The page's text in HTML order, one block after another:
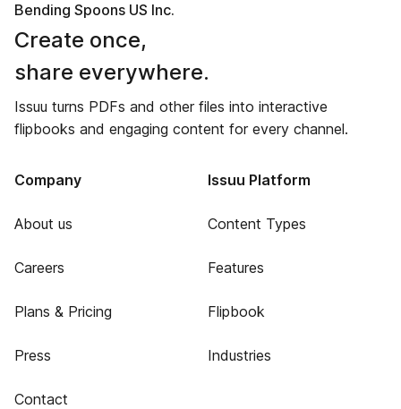
Bending Spoons US Inc.
Create once,
share everywhere.
Issuu turns PDFs and other files into interactive
flipbooks and engaging content for every channel.
Company
About us
Careers
Plans & Pricing
Press
Contact
Issuu Platform
Content Types
Features
Flipbook
Industries